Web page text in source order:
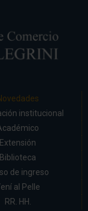
institucional
Extensión
Biblioteca
de ingreso
al Pelle
RR. HH.